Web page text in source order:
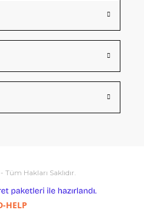
Hakları Saklıdır.
HELP
e-